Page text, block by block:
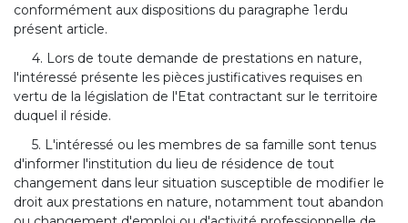
conformément aux dispositions du paragraphe 1erdu
présent article.
4. Lors de toute demande de prestations en nature,
l'intéressé présente les pièces justificatives requises en
vertu de la législation de l'Etat contractant sur le territoire
duquel il réside.
5. L'intéressé ou les membres de sa famille sont tenus
d'informer l'institution du lieu de résidence de tout
changement dans leur situation susceptible de modifier le
droit aux prestations en nature, notamment tout abandon